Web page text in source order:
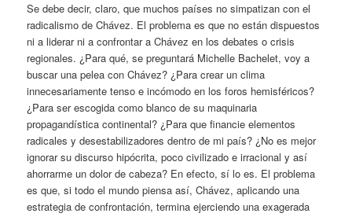
Se debe decir, claro, que muchos países no simpatizan con el
radicalismo de Chávez. El problema es que no están dispuestos
ni a liderar ni a confrontar a Chávez en los debates o crisis
regionales. ¿Para qué, se preguntará Michelle Bachelet, voy a
buscar una pelea con Chávez? ¿Para crear un clima
innecesariamente tenso e incómodo en los foros hemisféricos?
¿Para ser escogida como blanco de su maquinaria
propagandística continental? ¿Para que financie elementos
radicales y desestabilizadores dentro de mi país? ¿No es mejor
ignorar su discurso hipócrita, poco civilizado e irracional y así
ahorrarme un dolor de cabeza? En efecto, sí lo es. El problema
es que, si todo el mundo piensa así, Chávez, aplicando una
estrategia de confrontación, termina ejerciendo una exagerada